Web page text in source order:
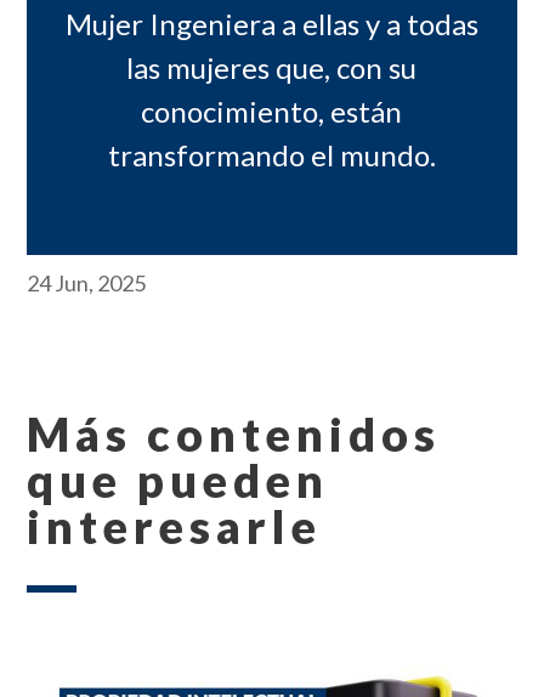
Mujer Ingeniera a ellas y a todas
las mujeres que, con su
conocimiento, están
transformando el mundo.
24 Jun, 2025
Más contenidos
que pueden
interesarle